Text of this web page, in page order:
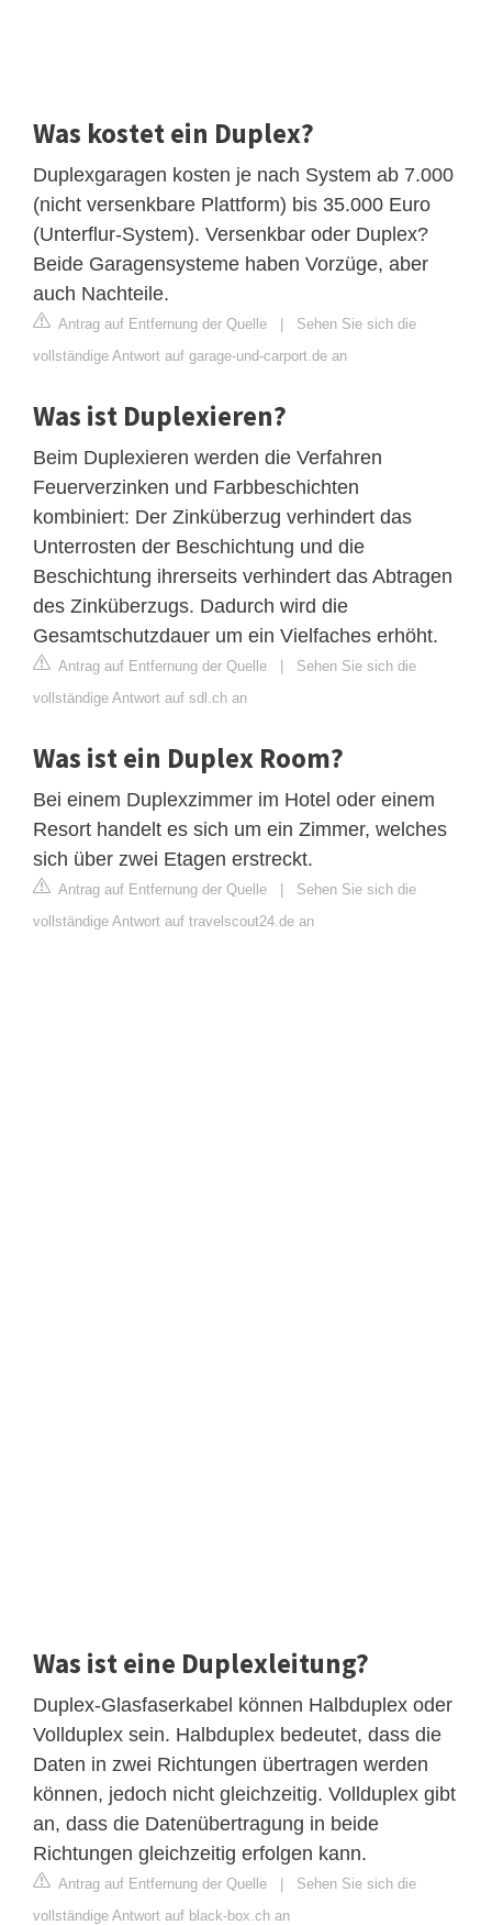
Was kostet ein Duplex?
Duplexgaragen kosten je nach System ab 7.000
(nicht versenkbare Plattform) bis 35.000 Euro
(Unterflur-System). Versenkbar oder Duplex?
Beide Garagensysteme haben Vorzüge, aber
auch Nachteile.
Antrag auf Entfernung der Quelle | Sehen Sie sich die
vollständige Antwort auf garage-und-carport.de an
Was ist Duplexieren?
Beim Duplexieren werden die Verfahren
Feuerverzinken und Farbbeschichten
kombiniert: Der Zinküberzug verhindert das
Unterrosten der Beschichtung und die
Beschichtung ihrerseits verhindert das Abtragen
des Zinküberzugs. Dadurch wird die
Gesamtschutzdauer um ein Vielfaches erhöht.
Antrag auf Entfernung der Quelle | Sehen Sie sich die
vollständige Antwort auf sdl.ch an
Was ist ein Duplex Room?
Bei einem Duplexzimmer im Hotel oder einem
Resort handelt es sich um ein Zimmer, welches
sich über zwei Etagen erstreckt.
Antrag auf Entfernung der Quelle | Sehen Sie sich die
vollständige Antwort auf travelscout24.de an
Was ist eine Duplexleitung?
Duplex-Glasfaserkabel können Halbduplex oder
Vollduplex sein. Halbduplex bedeutet, dass die
Daten in zwei Richtungen übertragen werden
können, jedoch nicht gleichzeitig. Vollduplex gibt
an, dass die Datenübertragung in beide
Richtungen gleichzeitig erfolgen kann.
Antrag auf Entfernung der Quelle | Sehen Sie sich die
vollständige Antwort auf black-box.ch an